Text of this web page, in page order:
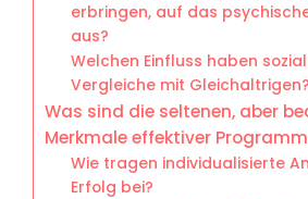
erbringen, auf das
aus?
Welchen Einfluss haben
Vergleiche mit Gleichaltrigen?
Was sind die seltenen, aber
Merkmale effektiver
Wie tragen individualisierte
Erfolg bei?